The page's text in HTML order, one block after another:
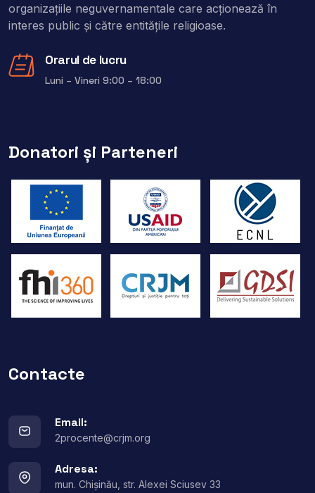
organizaţiile neguvernamentale care acţionează în
interes public şi către entitățile religioase.
Orarul de lucru
Luni – Vineri 9:00 – 18:00
Donatori și Parteneri
Contacte
Email:
2procente@crjm.org
Adresa:
mun. Chișinău, str. Alexei Sciusev 33